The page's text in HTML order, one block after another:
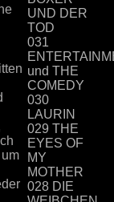
UND DER
TOD
031
und THE
COMEDY
030
LAURIN
029 THE
EYES OF
MY
MOTHER
028 DIE